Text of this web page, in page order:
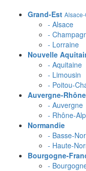
Grand-Est
- Alsace
-
- Lorraine
Nouvelle
- Aquitaine
- Limousin
- Poitou-
Auvergne-
- Auvergne
- Rhône-
Normandie
- Basse-
- Haute-
Bourgogne-
-